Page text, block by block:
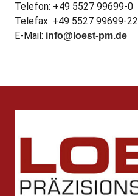
Telefon: +49 5527 99699-0
Telefax: +49 5527 99699-22
E-Mail: info@loest-pm.de